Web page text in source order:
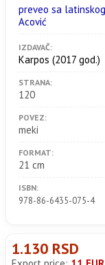
preveo sa
Acović
IZDAVAČ:
Karpos (2017 god.)
STRANA:
120
POVEZ:
meki
FORMAT:
21 cm
ISBN:
978-86-6435-075-4
1.130 RSD